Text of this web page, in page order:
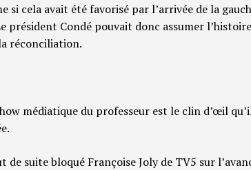
si cela avait été favorisé par l’arrivée de la
président Condé pouvait donc assumer
réconciliation.
médiatique du professeur est le clin d’œil
suite bloqué Françoise Joly de TV5 sur